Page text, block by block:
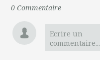
0 Commentaire
Ecrire un
commentaire...